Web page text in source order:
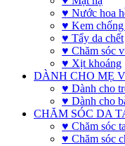
♥ Nước hoa
♥ Kem chống
♥ Tẩy da chết
♥ Chăm sóc
♥ Xịt khoáng
DÀNH CHO MẸ
♥ Dành cho
♥ Dành cho
CHĂM SÓC DA
♥ Chăm sóc
♥ Chăm sóc